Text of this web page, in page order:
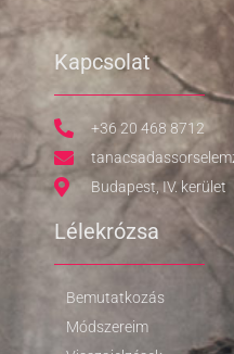
Kapcsolat
+36 20 468 8712
Budapest, IV. kerület
Lélekrózsa
Bemutatkozás
Módszereim